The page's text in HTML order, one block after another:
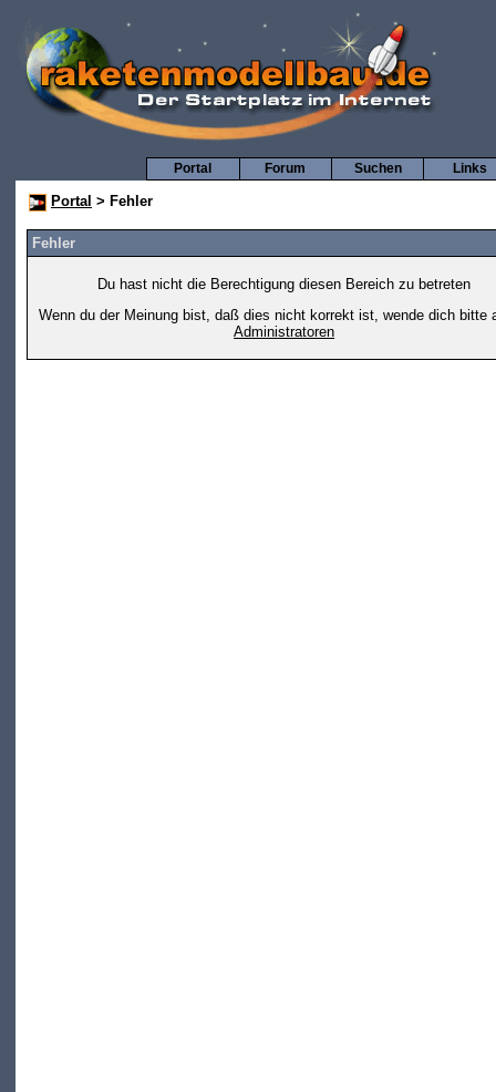
Links
Suchen
Forum
Portal
Portal > Fehler
Fehler
Du hast nicht die Berechtigung diesen Bereich zu betreten
Wenn du der Meinung bist, daß dies nicht korrekt ist, wende dich bitte
Administratoren